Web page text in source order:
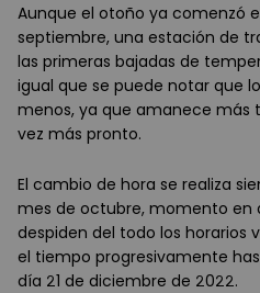
Aunque el otoño ya comenzó
septiembre, una estación de
las primeras bajadas de
igual que se puede notar que
menos, ya que amanece más
vez más pronto.
El cambio de hora se realiza
mes de octubre, momento en
despiden del todo los horarios
el tiempo progresivamente
día 21 de diciembre de 2022.